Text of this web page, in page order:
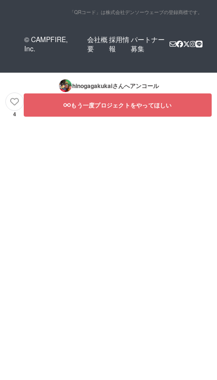
「QRコード」は株式会社デンソーウェーブの登録商標です。
© CAMPFIRE,
Inc.
会社概
要
採用情
報
パートナー
募集
hinogagakukaiさんへアンコール
4
もう一度プロジェクトをやってほしい